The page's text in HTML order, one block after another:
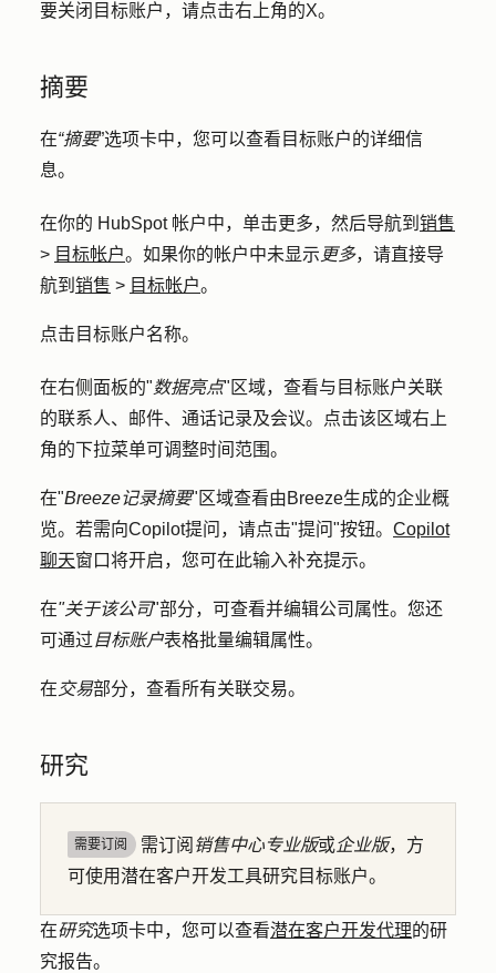
要关闭目标账户，请点击右上角的X。
摘要
在“摘要”选项卡中，您可以查看目标账户的详细信
息。
在你的 HubSpot 帐户中，单击更多，然后导航到 销售
> 目标帐户。如果你的帐户中未显示 更多，请直接导
航到 销售 > 目标帐户。
点击 目标账户名称。
在右侧面板的"数据亮点"区域，查看与目标账户关联
的联系人、邮件、通话记录及会议。点击该区域右上
角的下拉菜单可调整时间范围。
在"Breeze记录摘要"区域查看由Breeze生成的企业概
览。若需向Copilot提问，请点击"提问"按钮。 Copilot
聊天窗口将开启，您可在此输入补充提示。
在"关于该公司"部分，可查看并编辑公司属性。您还
可通过 目标账户表格批量编辑属性。
在 交易部分，查看所有关联交易。
研究
需要订阅 需订阅 销售中心专业版或企业版，方
可使用潜在客户开发工具研究目标账户。
在研究选项卡中，您可以查看潜在客户开发代理的研
究报告。